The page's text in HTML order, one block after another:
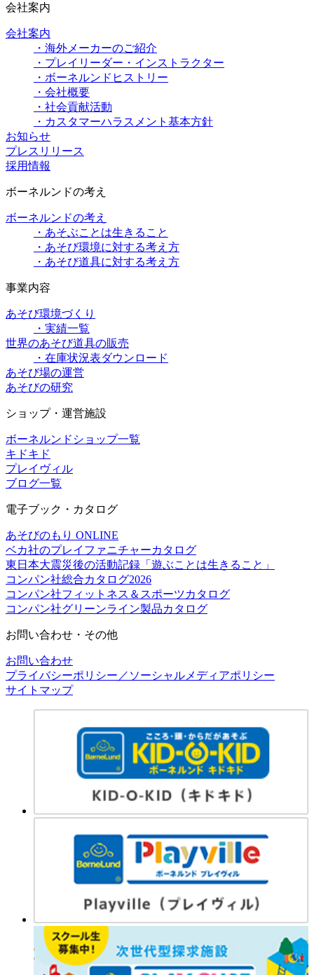
会社案内
会社案内
・海外メーカーのご紹介
・プレイリーダー・インストラクター
・ボーネルンドヒストリー
・会社概要
・社会貢献活動
・カスタマーハラスメント基本方針
お知らせ
プレスリリース
採用情報
ボーネルンドの考え
ボーネルンドの考え
・あそぶことは生きること
・あそび環境に対する考え方
・あそび道具に対する考え方
事業内容
あそび環境づくり
・実績一覧
世界のあそび道具の販売
・在庫状況表ダウンロード
あそび場の運営
あそびの研究
ショップ・運営施設
ボーネルンドショップ一覧
キドキド
プレイヴィル
ブログ一覧
電子ブック・カタログ
あそびのもり ONLINE
ベカ社のプレイファニチャーカタログ
東日本大震災後の活動記録「遊ぶことは生きること」
コンパン社総合カタログ2026
コンパン社フィットネス＆スポーツカタログ
コンパン社グリーンライン製品カタログ
お問い合わせ・その他
お問い合わせ
プライバシーポリシー／ソーシャルメディアポリシー
サイトマップ